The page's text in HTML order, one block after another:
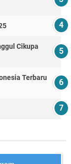
Cikupa
Terbaru